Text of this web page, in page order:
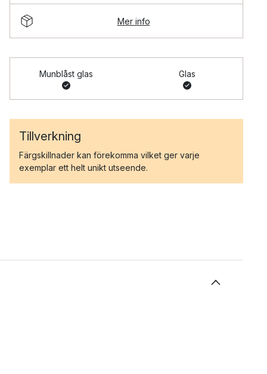
Mer info
Munblåst glas Glas
Tillverkning
Färgskillnader kan förekomma vilket ger varje
exemplar ett helt unikt utseende.